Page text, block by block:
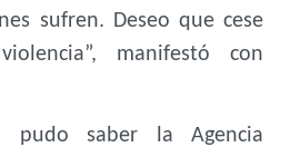
sufren. Deseo que cese
manifestó con
pudo saber la Agencia